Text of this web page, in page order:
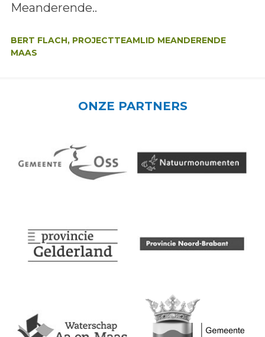
Meanderende..
BERT FLACH, PROJECTTEAMLID MEANDERENDE
MAAS
ONZE PARTNERS